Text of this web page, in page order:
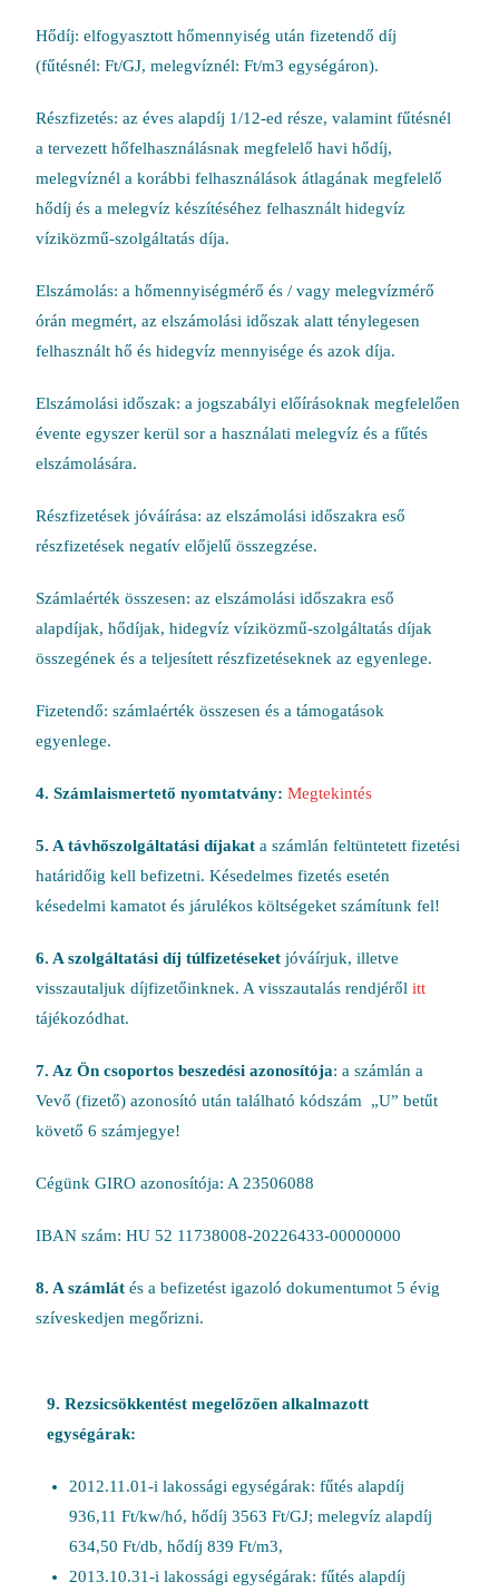
Hődíj: elfogyasztott hőmennyiség után fizetendő díj
(fűtésnél: Ft/GJ, melegvíznél: Ft/m3 egységáron).
Részfizetés: az éves alapdíj 1/12-ed része, valamint fűtésnél
a tervezett hőfelhasználásnak megfelelő havi hődíj,
melegvíznél a korábbi felhasználások átlagának megfelelő
hődíj és a melegvíz készítéséhez felhasznált hidegvíz
víziközmű-szolgáltatás díja.
Elszámolás: a hőmennyiségmérő és / vagy melegvízmérő
órán megmért, az elszámolási időszak alatt ténylegesen
felhasznált hő és hidegvíz mennyisége és azok díja.
Elszámolási időszak: a jogszabályi előírásoknak megfelelően
évente egyszer kerül sor a használati melegvíz és a fűtés
elszámolására.
Részfizetések jóváírása: az elszámolási időszakra eső
részfizetések negatív előjelű összegzése.
Számlaérték összesen: az elszámolási időszakra eső
alapdíjak, hődíjak, hidegvíz víziközmű-szolgáltatás díjak
összegének és a teljesített részfizetéseknek az egyenlege.
Fizetendő: számlaérték összesen és a támogatások
egyenlege.
4. Számlaismertető nyomtatvány: Megtekintés
5. A távhőszolgáltatási díjakat a számlán feltüntetett fizetési
határidőig kell befizetni. Késedelmes fizetés esetén
késedelmi kamatot és járulékos költségeket számítunk fel!
6. A szolgáltatási díj túlfizetéseket jóváírjuk, illetve
visszautaljuk díjfizetőinknek. A visszautalás rendjérőlitt
tájékozódhat.
7. Az Ön csoportos beszedési azonosítója: a számlán a
Vevő (fizető) azonosító után található kódszám „U” betűt
követő 6 számjegye!
Cégünk GIRO azonosítója: A 23506088
IBAN szám: HU 52 11738008-20226433-00000000
8. A számlát és a befizetést igazoló dokumentumot 5 évig
szíveskedjen megőrizni.
9. Rezsicsökkentést megelőzően alkalmazott
egységárak:
2012.11.01-i lakossági egységárak: fűtés alapdíj
936,11 Ft/kw/hó, hődíj 3563 Ft/GJ; melegvíz alapdíj
634,50 Ft/db, hődíj 839 Ft/m3,
2013.10.31-i lakossági egységárak: fűtés alapdíj